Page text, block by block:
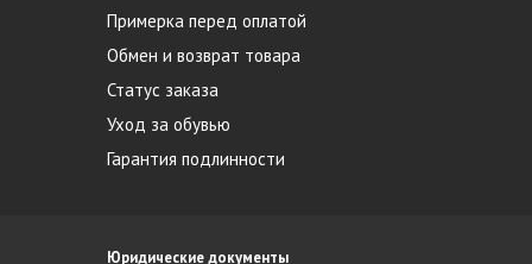
Примерка перед оплатой
Обмен и возврат товара
Статус заказа
Уход за обувью
Гарантия подлинности
Юридические документы